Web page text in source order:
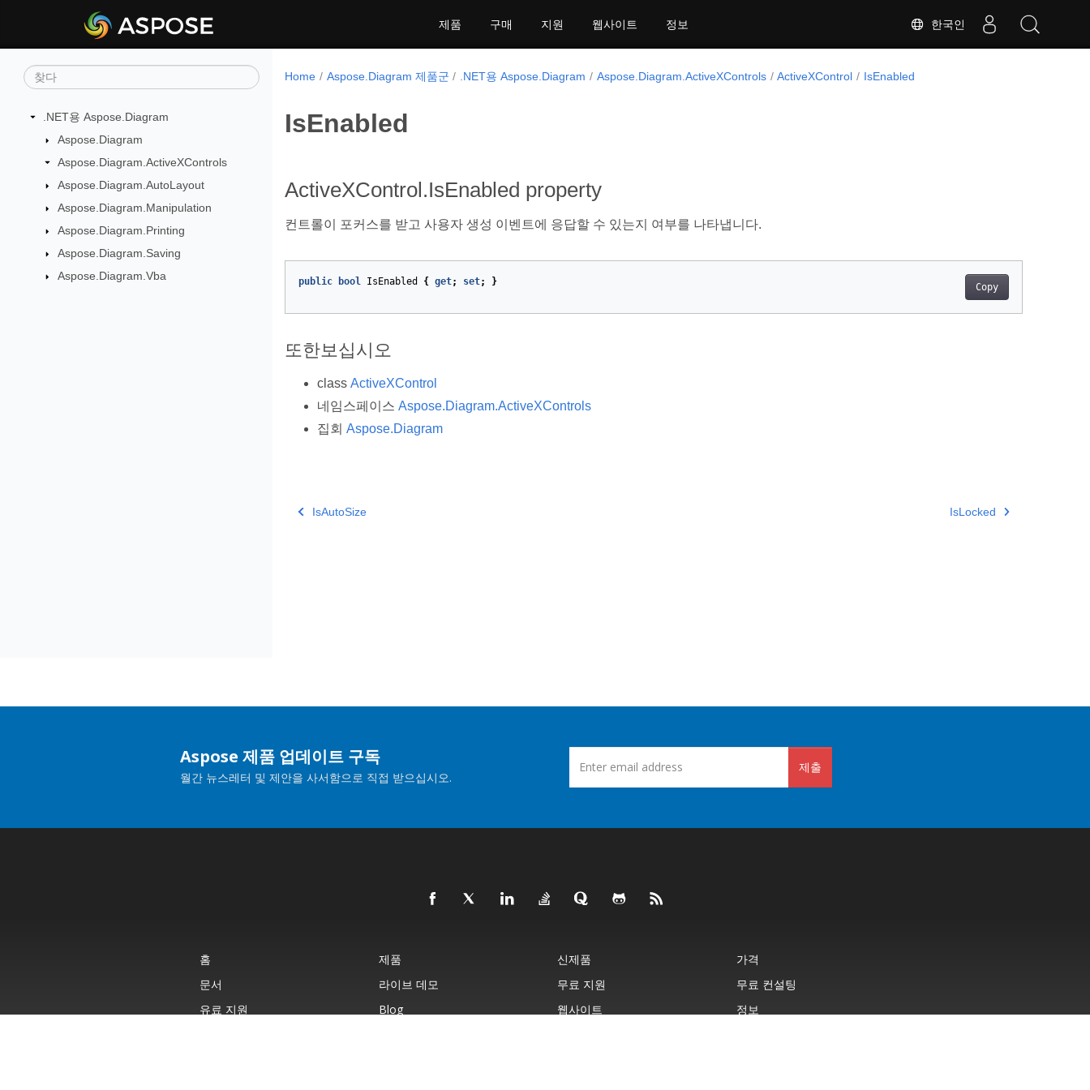
한국인
제품 구매 지원 웹사이트 정보
.NET용 Aspose.Diagram
Aspose.Diagram
Aspose.Diagram.ActiveXControls
Aspose.Diagram.AutoLayout
Aspose.Diagram.Manipulation
Aspose.Diagram.Printing
Aspose.Diagram.Saving
Aspose.Diagram.Vba
Home Aspose.Diagram 제품군 .NET용 Aspose.Diagram Aspose.Diagram.ActiveXControls ActiveXControl IsEnabled
IsEnabled
ActiveXControl.IsEnabled property
컨트롤이 포커스를 받고 사용자 생성 이벤트에 응답할 수 있는지 여부를 나타냅니다.
Copy
public bool IsEnabled { get; set; }
또한보십시오
class ActiveXControl
네임스페이스 Aspose.Diagram.ActiveXControls
집회 Aspose.Diagram
IsAutoSize IsLocked
Aspose 제품 업데이트 구독
월간 뉴스레터 및 제안을 사서함으로 직접 받으십시오.
제출
홈 제품 신제품
가격
문서
라이브 데모 무료 지원
무료 컨설팅
유료 지원
Blog 웹사이트 정보